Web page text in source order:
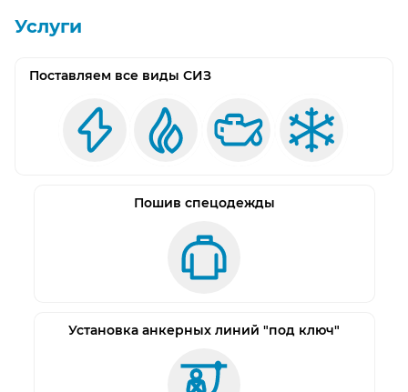
Услуги
Поставляем все виды СИЗ
Пошив спецодежды
Установка анкерных линий "под ключ"